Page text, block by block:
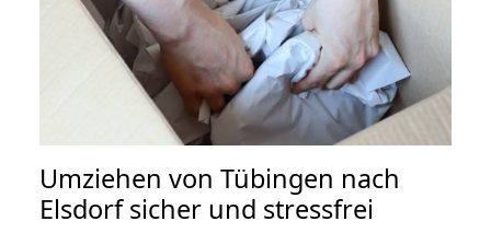
Umziehen von Tübingen nach
Elsdorfsicher und stressfrei